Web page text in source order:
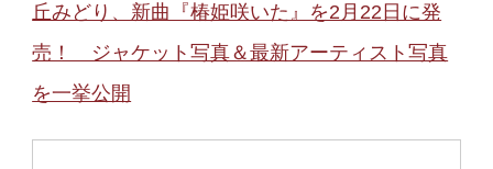
丘みどり、新曲『椿姫咲いた』を2月22日に発
売！ ジャケット写真＆最新アーティスト写真
を一挙公開